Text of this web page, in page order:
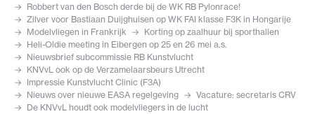
Robbert van den Bosch derde bij de WK RB Pylonrace!
Zilver voor Bastiaan Duijghuisen op WK FAI klasse F3K in Hongarije
Modelvliegen in Frankrijk
Korting op zaalhuur bij sporthallen
Heli-Oldie meeting in Eibergen op 25 en 26 mei a.s.
Nieuwsbrief subcommissie RB Kunstvlucht
KNVvL ook op de Verzamelaarsbeurs Utrecht
Impressie Kunstvlucht Clinic (F3A)
Nieuws over nieuwe EASA regelgeving
Vacature: secretaris CRV
De KNVvL houdt ook modelvliegers in de lucht